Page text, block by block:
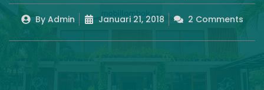
ByAdmin Januari 21, 2018 2 Comments